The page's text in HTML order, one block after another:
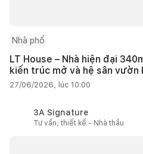
Nhà phố
LT House – Nhà hiện đại
kiến trúc mở và hệ sân vườn
27/06/2026, lúc 10:00
3A Signature
Tư vấn, thiết kế - Nhà thầu